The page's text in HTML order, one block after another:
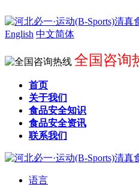
English 中文简体
全国咨询
首页
关于我们
食品安全知识
食品安全资讯
联系我们
语言